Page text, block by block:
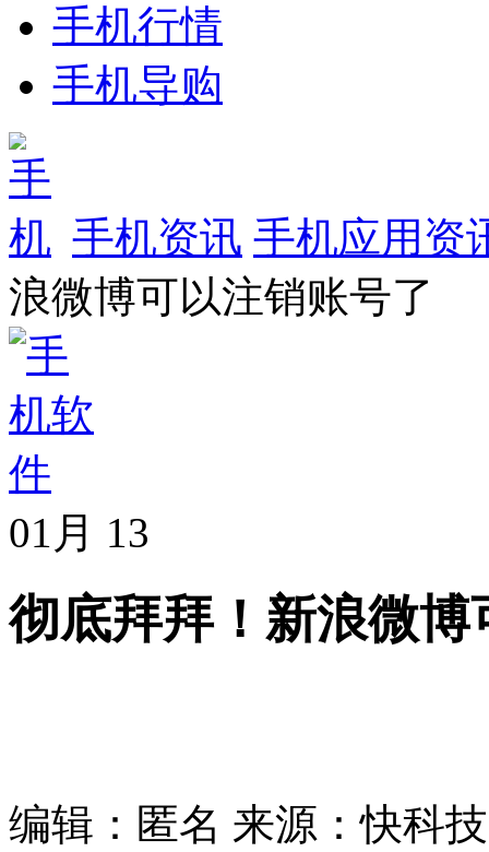
手机行情
手机导购
手机资讯 手机应用资
浪微博可以注销账号了
01月 13
彻底拜拜！新浪微
编辑：匿名 来源：快科技